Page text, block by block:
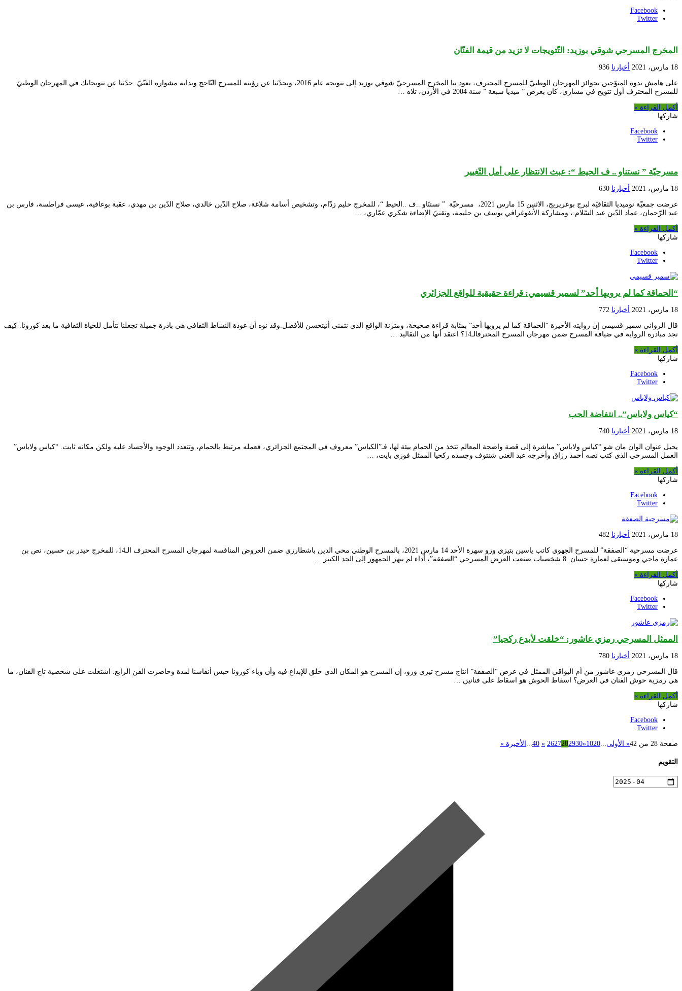
Facebook
Twitter
المخرج المسرحي شوقي بوزيد: التّتويجات لا تزيد من قيمة الفنّان
18 مارس، 2021 أخبارنا 936
على هامش ندوة المتوّجين بجوائز المهرجان الوطنيّ للمسرح المحترف، يعود بنا المخرج المسرحيّ شوقي بوزيد إلى تتويجه عام 2016، ويحدّثنا عن رؤيته للمسرح النّاجح وبداية مشواره الفنّيّ. حدّثنا عن تتويجاتك في المهرجان الوطنيّ
للمسرح المحترف أول تتويج في مساري، كان بعرض ” ميديا سبعة ” سنة 2004 في الأردن، تلاه …
أكمل القراءة »
شاركها
Facebook
Twitter
مسرحيّة ” نستناو .. ف الحيط “: عبث الانتظار على أمل التّغيير
18 مارس، 2021 أخبارنا 630
عرضت جمعيّة نوميديا الثقافيّة لبرج بوعريريج، الاثنين 15 مارس 2021، مسرحيّة ” نستنّاو ..ف ..الحيط “، للمخرج حليم زدّام، وتشخيص أسامة شلاغة، صلاح الدّين خالدي، صلاح الدّين بن مهدي، عقبة بوعافية، عيسى فراطسة، فارس بن
عبد الرّحمان، عماد الدّين عبد السّلام.، ومشاركة الأنفوغرافي يوسف بن حليمة، وتقنيّ الإضاءة شكري عمّاري، …
أكمل القراءة »
شاركها
Facebook
Twitter
“الحماقة كما لم يرويها أحد” لسمير قسيمي: قراءة حقيقية للواقع الجزائري
18 مارس، 2021 أخبارنا 772
قال الروائي سمير قسيمي إن روايته الأخيرة “الحماقة كما لم يرويها أحد” بمثابة قراءة صحيحة، ومتزنة الواقع الذي نتمنى أنيتحسن للأفضل.وقد نوه أن عودة النشاط الثقافي هي بادرة جميلة تجعلنا نتأمل للحياة الثقافية ما بعد كورونا. كيف
تجد مبادرة الرواية في ضيافة المسرح ضمن مهرجان المسرح المحترفالـ14؟ اعتقد أنها من التقاليد …
أكمل القراءة »
شاركها
Facebook
Twitter
“كياس ولاباس”.. انتفاضة الحب
18 مارس، 2021 أخبارنا 740
يحيل عنوان الوان مان شو “كياس ولاباس” مباشرة إلى قصة واضحة المعالم تتخذ من الحمام بيئة لها، فـ”الكياس” معروف في المجتمع الجزائري، فعمله مرتبط بالحمام، وتتعدد الوجوه والأجساد عليه ولكن مكانه ثابت. “كياس ولاباس”
العمل المسرحي الذي كتب نصه أحمد رزاق وأخرجه عبد الغني شنتوف وجسده ركحيا الممثل فوزي بايت، …
أكمل القراءة »
شاركها
Facebook
Twitter
18 مارس، 2021 أخبارنا 482
عرضت مسرحية “الصفقة” للمسرح الجهوي كاتب ياسين بتيزي وزو سهرة الأحد 14 مارس 2021، بالمسرح الوطني محي الدين باشطارزي ضمن العروض المنافسة لمهرجان المسرح المحترف الـ14، للمخرج حيدر بن حسين، نص بن
عمارة ماحي وموسيقى لعمارة حسان. 8 شخصيات صنعت العرض المسرحي “الصفقة”، أداء لم يبهر الجمهور إلى الحد الكبير …
أكمل القراءة »
شاركها
Facebook
Twitter
الممثل المسرحي رمزي عاشور: “خلقت لأبدع ركحيا”
18 مارس، 2021 أخبارنا 780
قال المسرحي رمزي عاشور من أم البواقي الممثل في عرض “الصفقة” انتاج مسرح تيزي وزو، إن المسرح هو المكان الذي خلق للإبداع فيه وأن وباء كورونا حبس أنفاسنا لمدة وحاصرت الفن الرابع. اشتغلت على شخصية تاج الفنان، ما
هي رمزية حوش الفنان في العرض؟ اسقاط الحوش هو اسقاط على فنانين …
أكمل القراءة »
شاركها
Facebook
Twitter
صفحة 28 من 42 « الأولى...
1020
«
2627282930
»
40
... الأخيرة »
التقويم